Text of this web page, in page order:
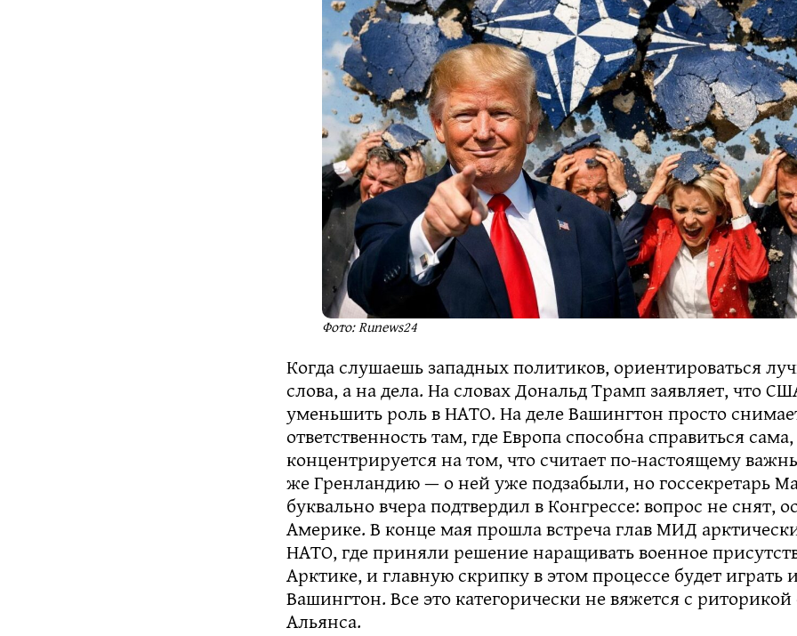
Фото: Runews24
Когда слушаешь западных политиков, ориентироваться
слова, а на дела. На словах Дональд Трамп заявляет, что
уменьшить роль в НАТО. На деле Вашингтон просто
ответственность там, где Европа способна справиться
концентрируется на том, что считает по-настоящему
же Гренландию — о ней уже подзабыли, но госсекретарь
буквально вчера подтвердил в Конгрессе: вопрос не снят,
Америке. В конце мая прошла встреча глав МИД
НАТО, где приняли решение наращивать военное
Арктике, и главную скрипку в этом процессе будет играть
Вашингтон. Все это категорически не вяжется с
Альянса.